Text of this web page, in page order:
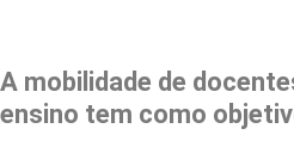
A mobilidade de
ensino tem como